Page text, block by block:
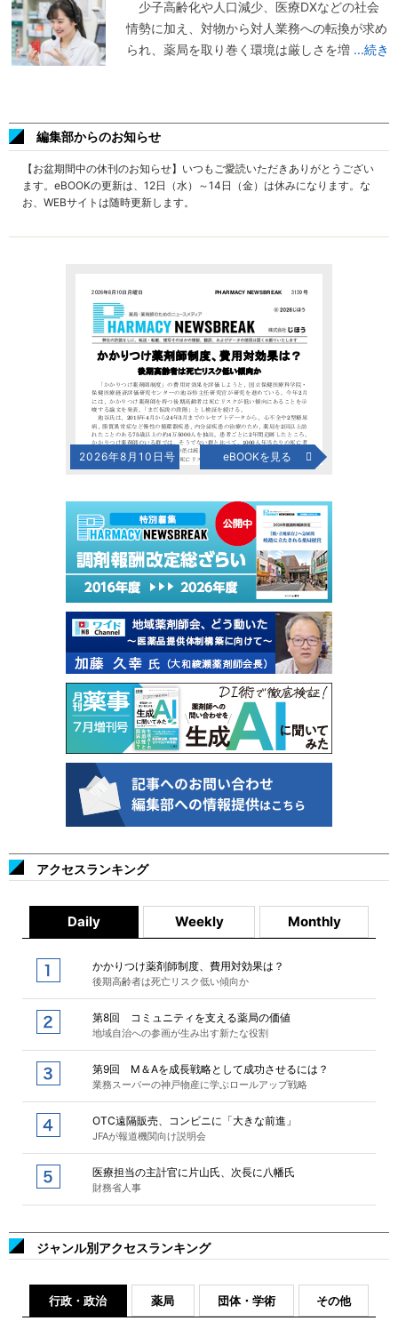
少子高齢化や人口減少、医療DXなどの社会
情勢に加え、対物から対人業務への転換が求め
られ、薬局を取り巻く環境は厳しさを増 ...続き
編集部からのお知らせ
【お盆期間中の休刊のお知らせ】いつもご愛読いただきありがとうござい
ます。eBOOKの更新は、12日（水）～14日（金）は休みになります。な
お、WEBサイトは随時更新します。
2026年8月10日号 eBOOKを見る
アクセスランキング
Daily Weekly Monthly
かかりつけ薬剤師制度、費用対効果は？
後期高齢者は死亡リスク低い傾向か
第8回 コミュニティを支える薬局の価値
地域自治への参画が生み出す新たな役割
第9回 M＆Aを成長戦略として成功させるには？
業務スーパーの神戸物産に学ぶロールアップ戦略
OTC遠隔販売、コンビニに「大きな前進」
JFAが報道機関向け説明会
医療担当の主計官に片山氏、次長に八幡氏
財務省人事
ジャンル別アクセスランキング
行政・政治 薬局 団体・学術 その他